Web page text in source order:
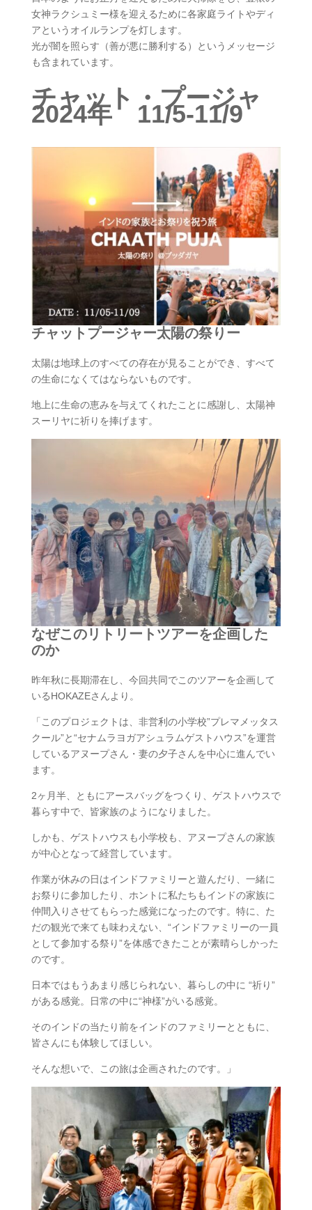
女神ラクシュミー様を迎えるために各家庭ライトやディ
アというオイルランプを灯し​ます。
光が闇を照らす（善が悪に勝利する）というメッ​セージ
も含まれています。
チャット・プージャ
2024年 11/5-11/9
チャットプージャー太陽の祭りー
太陽は地球上のすべての存在が見ることができ、すべて
の生命になくてはならないものです。
地上に生命の恵みを与えてくれたことに感謝し、太陽神
スーリヤに祈りを捧げます。
なぜこのリトリートツアーを企画した
のか
昨年秋に長期滞在し、今回共同でこのツアーを企画して
いるHOKAZEさんより。
「このプロジェクトは、非営利の小学校”プレマメッタス​
クール”と“セナムラヨガアシュラムゲストハウス”を運​営
しているアヌープさん・妻の夕子さんを中心に進んで​い
ます。
2ヶ月半、ともにアースバッグをつくり、ゲストハウス​で
暮らす中で、皆家族のようになりました。
しかも、ゲストハウスも小学校も、アヌープさんの家族​
が中心となって経営しています。
作業が休みの日はインドファミリーと遊んだり、一緒に​
お祭りに参加したり、ホントに私たちもインドの家族に​
仲間入りさせてもらった感覚になったのです。特に、た
だの観光で来ても味わえない、“インドファミ​リーの一員
として参加する祭り”を体感できたことが素​晴らしかった
のです。
日本ではもうあまり感じられない、暮らしの中に “祈​り”
がある感覚。日常の中に“神様”がいる感覚。
そのインドの当たり前をインドのファミリーとともに、​
皆さんにも体験してほしい。
そんな想いで、この旅は企画されたのです。」